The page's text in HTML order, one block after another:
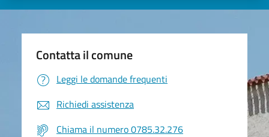
Contatta il comune
Leggi le domande frequenti
Richiedi assistenza
Chiama il numero 0785.32.276